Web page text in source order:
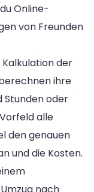
Online-
von Freunden
der
ihre
Stunden oder
alle
den genauen
und die Kosten.